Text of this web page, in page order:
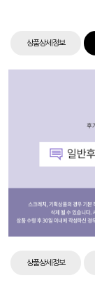
상품상세정보
상품상세정보